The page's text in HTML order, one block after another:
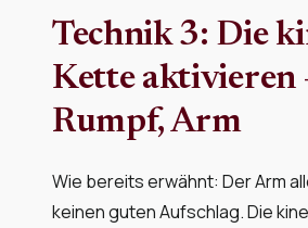
Technik 3: Die
Kette aktivieren
Rumpf, Arm
Wie bereits erwähnt: Der Arm
keinen guten Aufschlag. Die